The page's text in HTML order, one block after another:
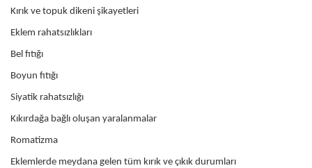
Kırık ve topuk dikeni şikayetleri
Eklem rahatsızlıkları
Bel fıtığı
Boyun fıtığı
Siyatik rahatsızlığı
Kıkırdağa bağlı oluşan yaralanmalar
Romatizma
Eklemlerde meydana gelen tüm kırık ve çıkık durumları